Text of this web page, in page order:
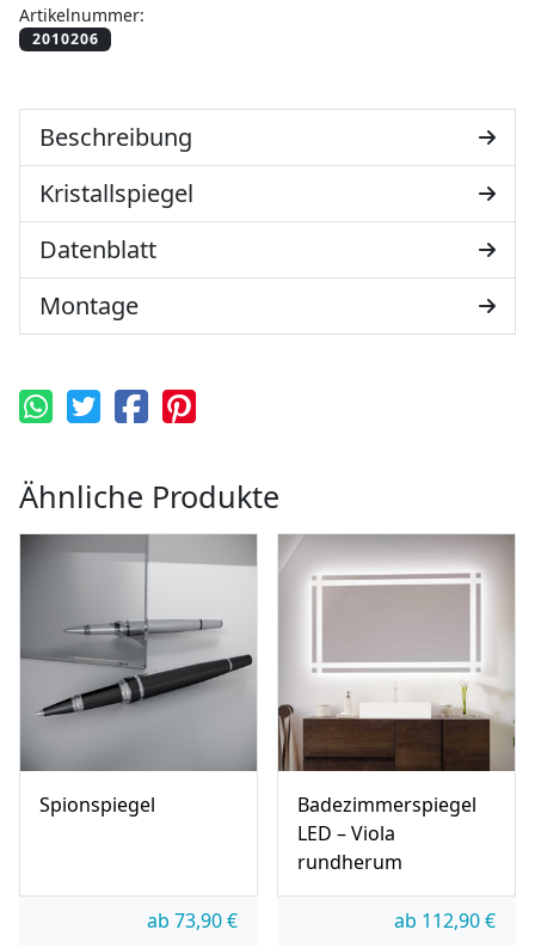
Artikelnummer:
Beschreibung
Kristallspiegel
Datenblatt
Montage
Ähnliche Produkte
Spionspiegel
ab 73,90€
Badezimmerspiegel
LED – Viola
rundherum
ab 112,90€